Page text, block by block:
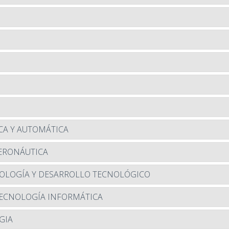
Y AUTOMÁTICA
Y DESARROLLO TECNOLÓGICO
INFORMÁTICA